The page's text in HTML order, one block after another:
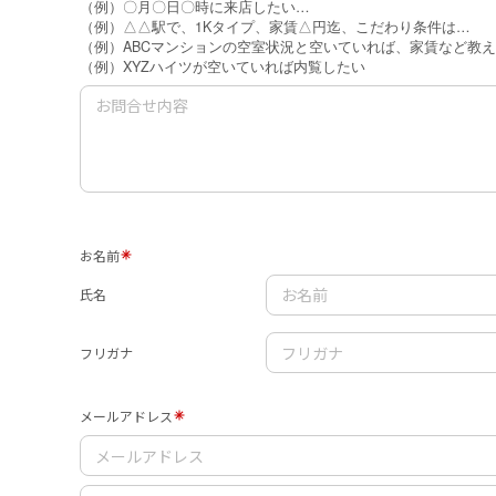
（例）〇月〇日〇時に来店したい…
（例）△△駅で、1Kタイプ、家賃△円迄、こだわり条件は…
（例）ABCマンションの空室状況と空いていれば、家賃など教
（例）XYZハイツが空いていれば内覧したい
お名前
氏名
フリガナ
メールアドレス